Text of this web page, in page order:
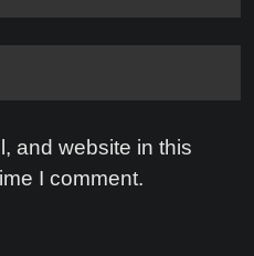
and website in this
I comment.